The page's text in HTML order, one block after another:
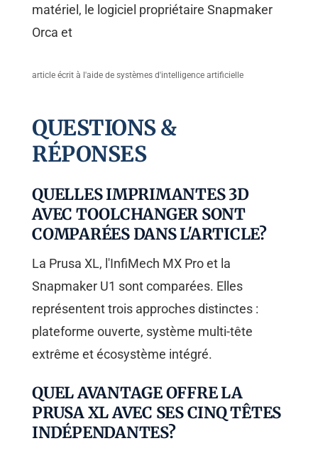
matériel, le logiciel propriétaire Snapmaker
Orca et
article écrit à l'aide de systèmes d'intelligence artificielle
QUESTIONS &
RÉPONSES
QUELLES IMPRIMANTES 3D
AVEC TOOLCHANGER SONT
COMPARÉES DANS L'ARTICLE?
La Prusa XL, l'InfiMech MX Pro et la
Snapmaker U1 sont comparées. Elles
représentent trois approches distinctes :
plateforme ouverte, système multi-tête
extrême et écosystème intégré.
QUEL AVANTAGE OFFRE LA
PRUSA XL AVEC SES CINQ TÊTES
INDÉPENDANTES?